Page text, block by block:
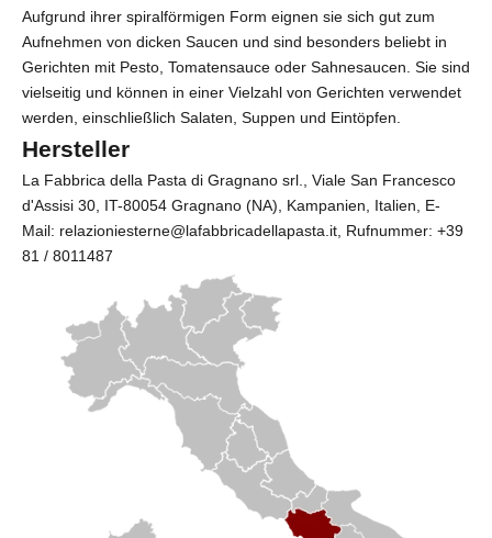
Aufgrund ihrer spiralförmigen Form eignen sie sich gut zum
Aufnehmen von dicken Saucen und sind besonders beliebt in
Gerichten mit Pesto, Tomatensauce oder Sahnesaucen. Sie sind
vielseitig und können in einer Vielzahl von Gerichten verwendet
werden, einschließlich Salaten, Suppen und Eintöpfen.
Hersteller
La Fabbrica della Pasta di Gragnano srl.
, Viale San Francesco
d'Assisi 30, IT-80054 Gragnano (NA), Kampanien, Italien, E-
Mail: relazioniesterne@lafabbricadellapasta.it, Rufnummer: +39
81 / 8011487